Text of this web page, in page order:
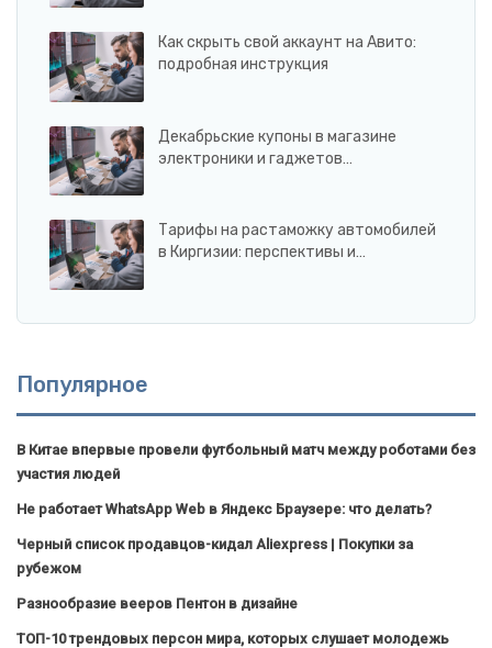
Как скрыть свой аккаунт на Авито:
подробная инструкция
Декабрьские купоны в магазине
электроники и гаджетов…
Тарифы на растаможку автомобилей
в Киргизии: перспективы и…
Популярное
В Китае впервые провели футбольный матч между роботами без
участия людей
Не работает WhatsApp Web в Яндекс Браузере: что делать?
Черный список продавцов-кидал Aliexpress | Покупки за
рубежом
Разнообразие вееров Пентон в дизайне
ТОП-10 трендовых персон мира, которых слушает молодежь